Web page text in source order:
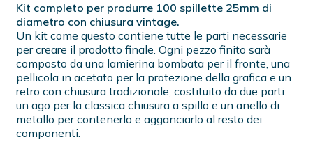
Kit completo per produrre 100 spillette 25mm di
diametro con chiusura vintage.
Un kit come questo contiene tutte le parti necessarie
per creare il prodotto finale. Ogni pezzo finito sarà
composto da una lamierina bombata per il fronte, una
pellicola in acetato per la protezione della grafica e un
retro con chiusura tradizionale, costituito da due parti:
un ago per la classica chiusura a spillo e un anello di
metallo per contenerlo e agganciarlo al resto dei
componenti.